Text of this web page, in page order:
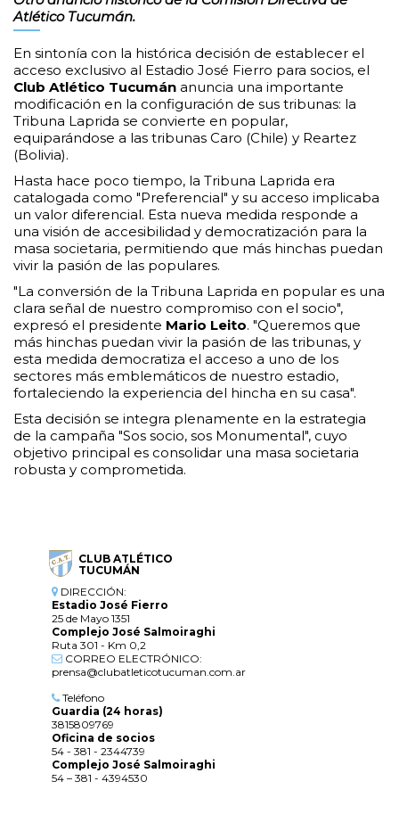
Atlético Tucumán.
En sintonía con la histórica decisión de establecer el
acceso exclusivo al Estadio José Fierro para socios, el
Club Atlético Tucumán anuncia una importante
modificación en la configuración de sus tribunas: la
Tribuna Laprida se convierte en popular,
equiparándose a las tribunas Caro (Chile) y Reartez
(Bolivia).
Hasta hace poco tiempo, la Tribuna Laprida era
catalogada como "Preferencial" y su acceso implicaba
un valor diferencial. Esta nueva medida responde a
una visión de accesibilidad y democratización para la
masa societaria, permitiendo que más hinchas puedan
vivir la pasión de las populares.
"La conversión de la Tribuna Laprida en popular es una
clara señal de nuestro compromiso con el socio",
expresó el presidente Mario Leito. "Queremos que
más hinchas puedan vivir la pasión de las tribunas, y
esta medida democratiza el acceso a uno de los
sectores más emblemáticos de nuestro estadio,
fortaleciendo la experiencia del hincha en su casa".
Esta decisión se integra plenamente en la estrategia
de la campaña "Sos socio, sos Monumental", cuyo
objetivo principal es consolidar una masa societaria
robusta y comprometida.
CLUB ATLÉTICO
TUCUMÁN
DIRECCIÓN:
Estadio José Fierro
25 de Mayo 1351
Complejo José Salmoiraghi
Ruta 301 - Km 0,2
CORREO ELECTRÓNICO:
prensa@clubatleticotucuman.com.ar
Teléfono
Guardia (24 horas)
3815809769
Oficina de socios
54 - 381 - 2344739
Complejo José Salmoiraghi
54 – 381 - 4394530